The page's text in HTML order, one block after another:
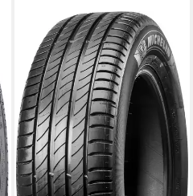
MICHELIN
Michelin Sommerreifen
MICHELIN, in verschiedenen
Ausführungen erhältlich
Kraftstoffeffizienz
Produktdatenblatt
Nasshaftung
Produktdatenblatt
229,99 € UVP244,99 €
-6%
lieferbar - in 4-5 Werktagen bei dir